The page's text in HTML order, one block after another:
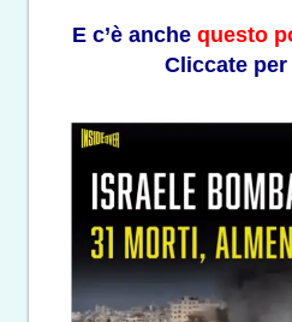
E c’è anche questo
Cliccate